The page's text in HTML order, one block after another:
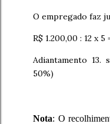
O empregado faz
R$ 1.200,00 : 12 x 5
Adiantamento 13.
50%)
Nota: O